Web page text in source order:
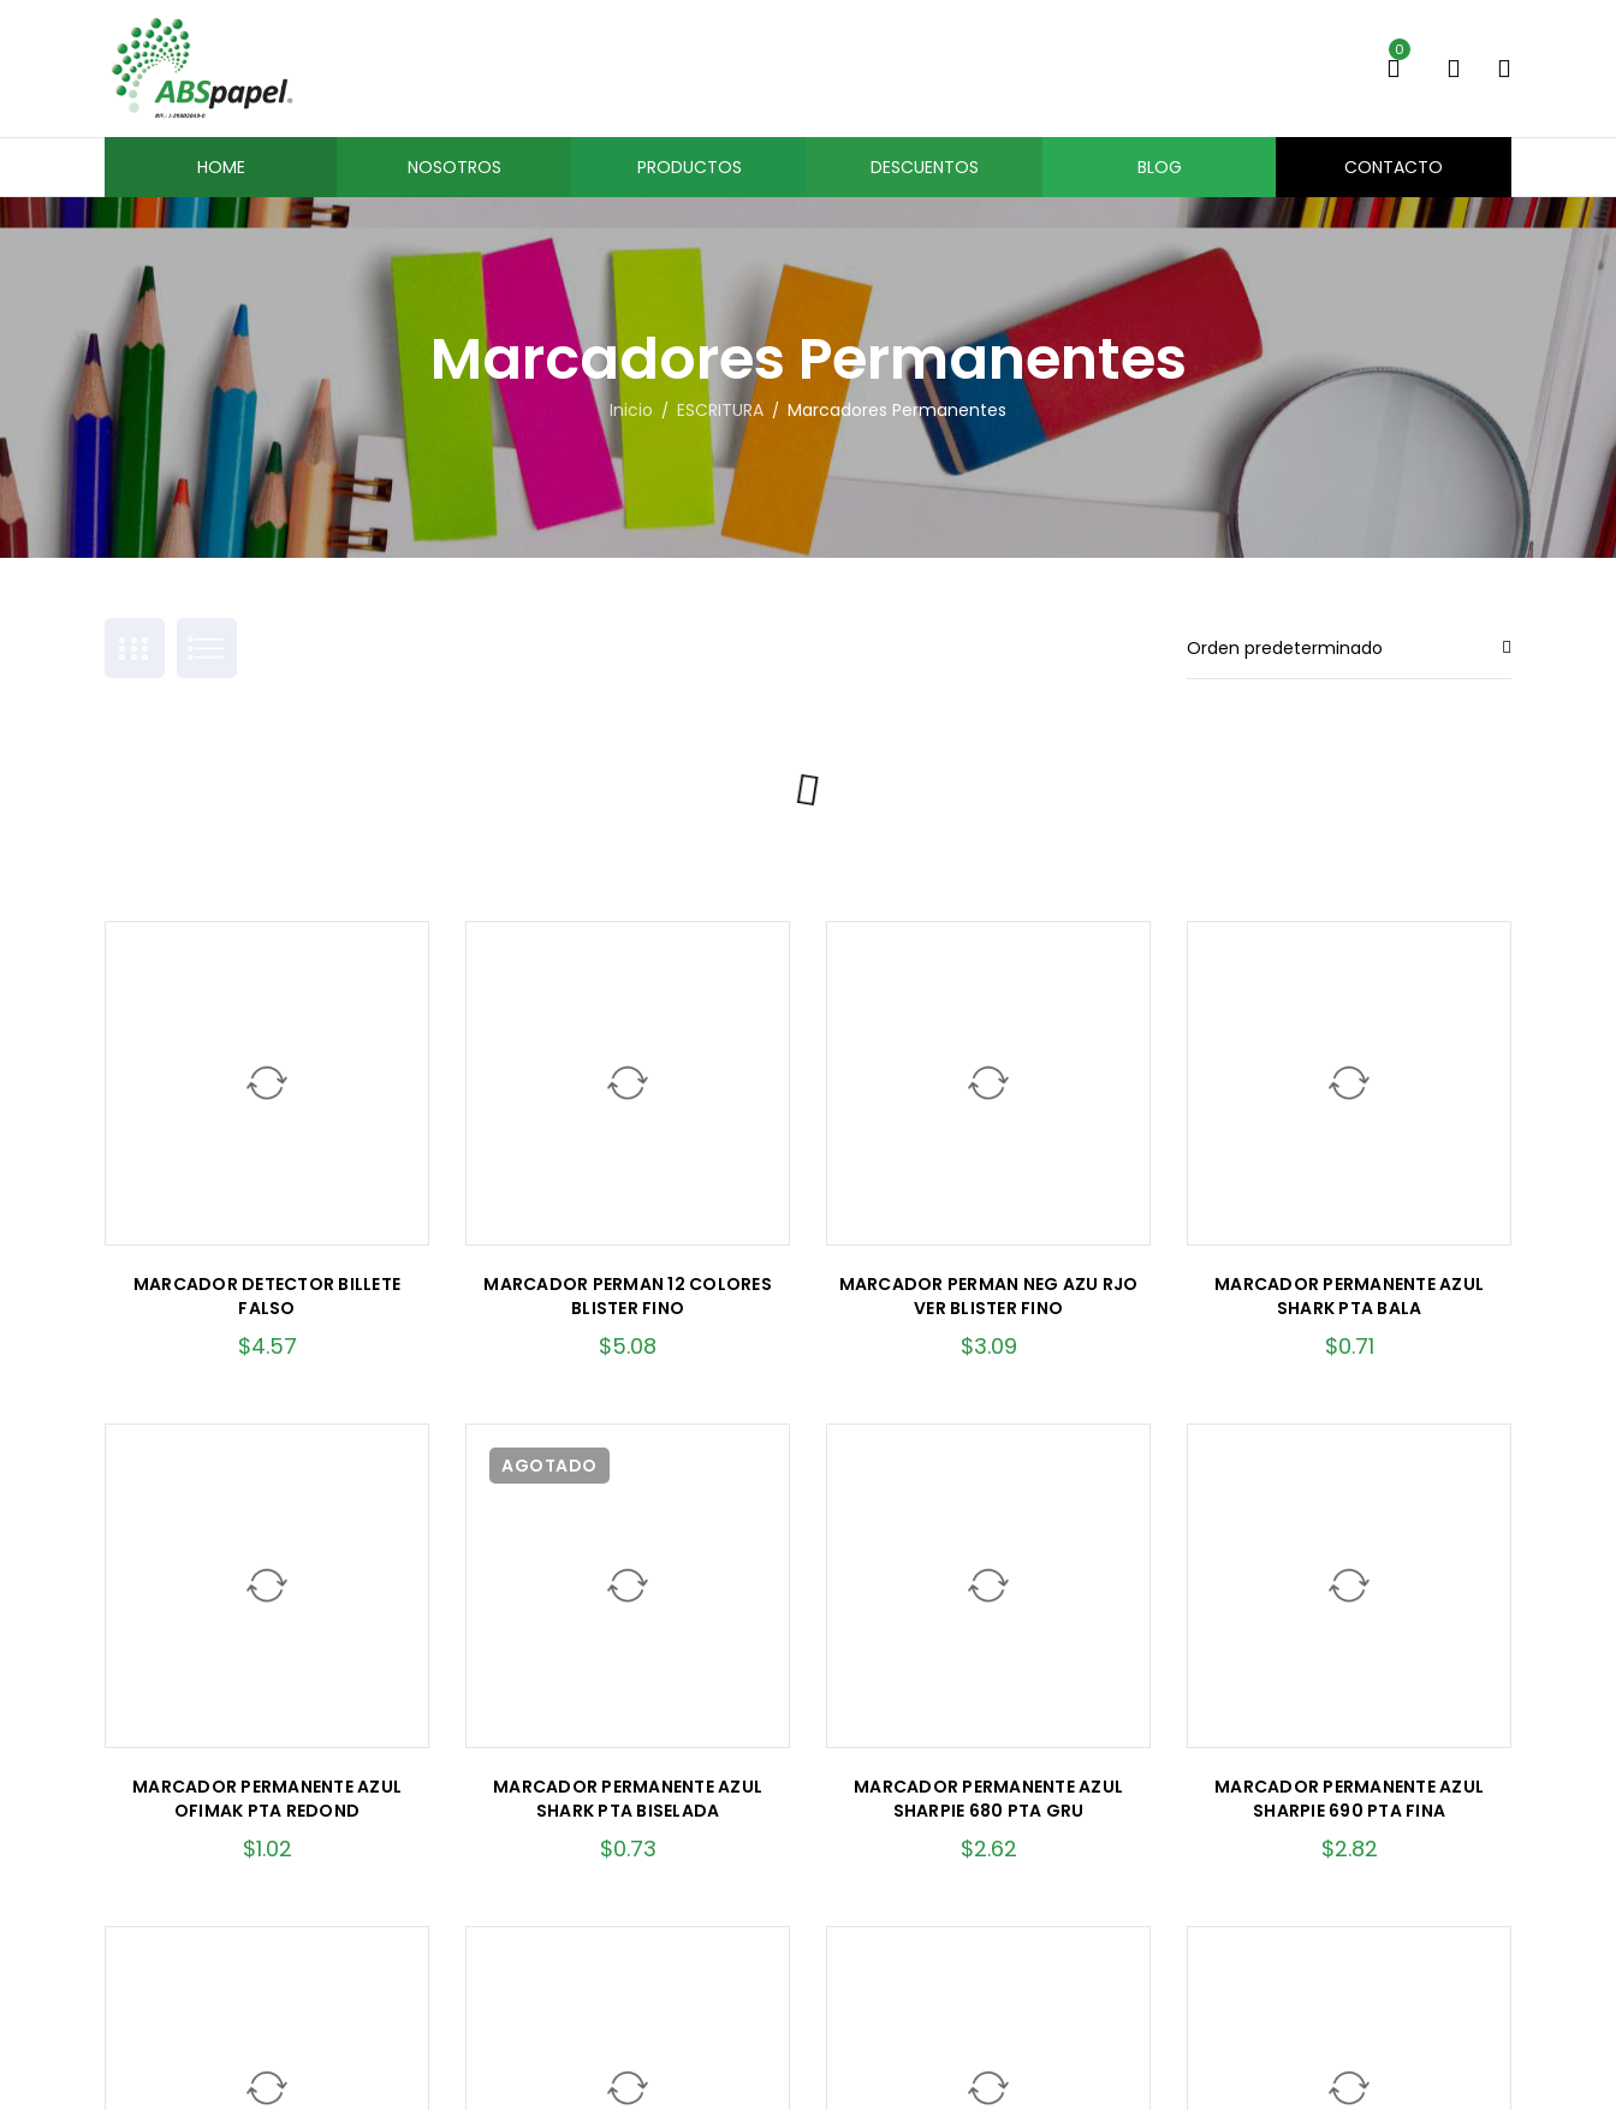
0
HOME NOSOTROS PRODUCTOS DESCUENTOS BLOG CONTACTO
Marcadores Permanentes
Inicio / ESCRITURA / Marcadores Permanentes
Orden predeterminado
MARCADOR DETECTOR BILLETE
FALSO
$4.57
MARCADOR PERMAN 12 COLORES
BLISTER FINO
$5.08
MARCADOR PERMAN NEG AZU RJO
VER BLISTER FINO
$3.09
MARCADOR PERMANENTE AZUL
SHARK PTA BALA
$0.71
MARCADOR PERMANENTE AZUL
OFIMAK PTA REDOND
$1.02
AGOTADO
MARCADOR PERMANENTE AZUL
SHARK PTA BISELADA
$0.73
MARCADOR PERMANENTE AZUL
SHARPIE 680 PTA GRU
$2.62
MARCADOR PERMANENTE AZUL
SHARPIE 690 PTA FINA
$2.82